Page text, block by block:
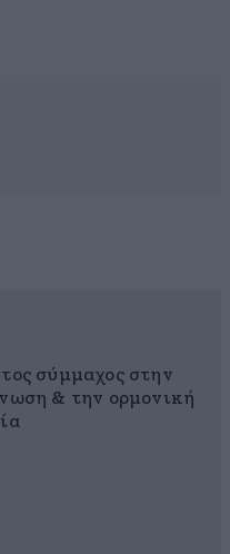
σύμμαχος στην
& την ορμονική